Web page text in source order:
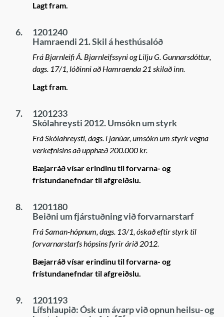
Lagt fram.
6.
1201240
Hamraendi 21. Skil á hesthúsalóð
Frá Bjarnleifi Á. Bjarnleifssyni og Lilju G. Gunnarsdóttur,
dags. 17/1, lóðinni að Hamraenda 21 skilað inn.
Lagt fram.
7.
1201233
Skólahreysti 2012. Umsókn um styrk
Frá Skólahreysti, dags. í janúar, umsókn um styrk vegna
verkefnisins að upphæð 200.000 kr.
Bæjarráð vísar erindinu til forvarna- og
frístundanefndar til afgreiðslu.
8.
1201180
Beiðni um fjárstuðning við forvarnarstarf
Frá Saman-hópnum, dags. 13/1, óskað eftir styrk til
forvarnarstarfs hópsins fyrir árið 2012.
Bæjarráð vísar erindinu til forvarna- og
frístundanefndar til afgreiðslu.
9.
1201193
Lífshlaupið: Ósk um ávarp við opnun heilsu- og